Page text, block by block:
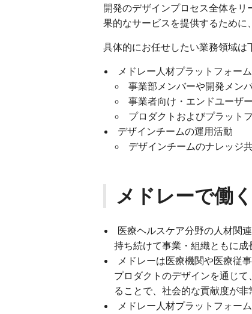
開発のデザインプロセス全体を
果的なサービスを提供するために
具体的にお任せしたい業務領域は
メドレー人材プラットフォー
事業部メンバーや開発メン
事業者向け・エンドユーザ
プロダクトおよびプラット
デザインチームの運用活動
デザインチームのナレッジ
メドレーで働
医療ヘルスケア分野の人材関
持ち続けて事業・組織ともに成
メドレーは医療機関や医療従
プロダクトのデザインを通じ
ることで、社会的な貢献度が非
メドレー人材プラットフォー